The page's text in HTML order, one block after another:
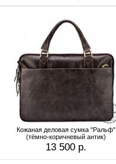
Кожаная деловая сумка "Ральф"
(тёмно-коричневый антик)
13 500 р.